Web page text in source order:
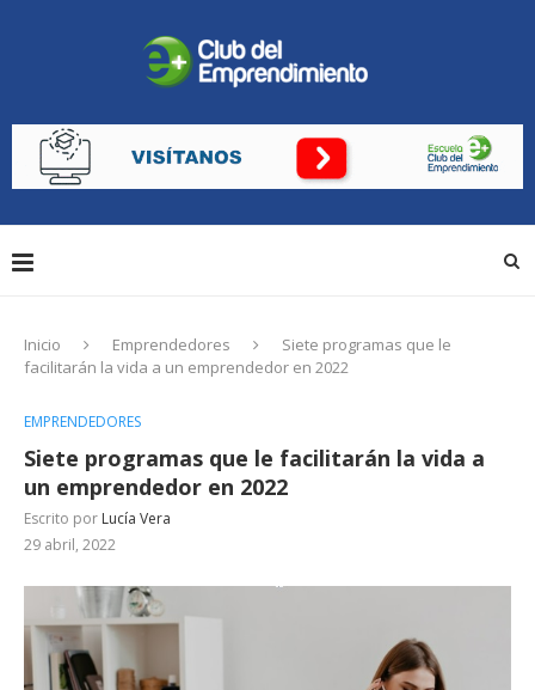
Inicio Emprendedores
Siete programas que le
facilitarán la vida a un emprendedor en 2022
EMPRENDEDORES
Siete programas que le facilitarán la vida a
un emprendedor en 2022
Escrito por Lucía Vera
29 abril, 2022